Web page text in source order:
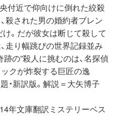
付近で仰向けに倒れた絞殺
殺された男の婚約者ブレン
。だが彼女は断じて殺して
走り幅跳びの世界記録並み
の”殺人に挑むのは、名探偵
クが炸裂する巨匠の逸
・新訳版。解説＝大矢博子
年文庫翻訳ミステリーベス